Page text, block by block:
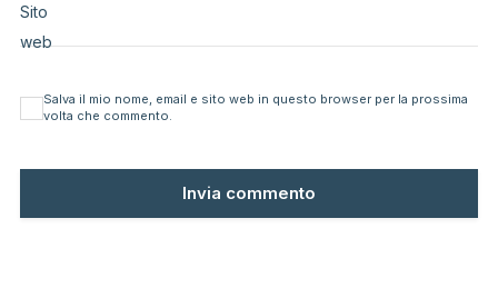
Sito
web
Salva il mio nome, email e sito web in questo browser per la prossima
volta che commento.